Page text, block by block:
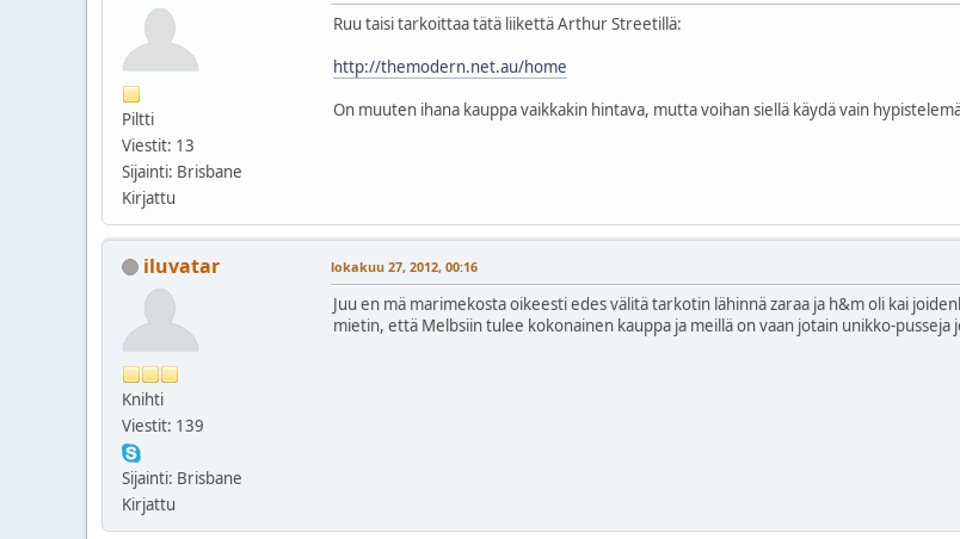
Piltti
Viestit: 13
Sijainti: Brisbane
Kirjattu
Ruu taisi tarkoittaa tätä liikettä Arthur Streetillä:
http://themodern.net.au/home
On muuten ihana kauppa vaikkakin hintava, mutta voihan siellä käydä vain
iluvatar
Knihti
Viestit: 139
Sijainti: Brisbane
Kirjattu
lokakuu 27, 2012, 00:16
Juu en mä marimekosta oikeesti edes välitä tarkotin lähinnä zaraa ja h&m oli kai
mietin, että Melbsiin tulee kokonainen kauppa ja meillä on vaan jotain unikko-pusseja